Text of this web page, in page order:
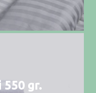
550 gr.